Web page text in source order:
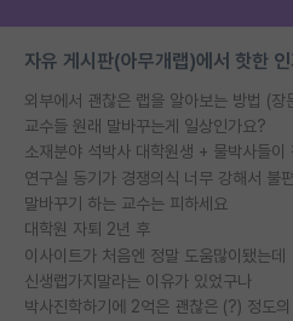
자유 게시판(아무개랩)에서 핫한
외부에서 괜찮은 랩을 알아보는 방법 (장
교수들 원래 말바꾸는게 일상인가요?
소재분야 석박사 대학원생 + 물박사들이
연구실 동기가 경쟁의식 너무 강해서 불
말바꾸기 하는 교수는 피하세요
대학원 자퇴 2년 후
이사이트가 처음엔 정말 도움많이됐는데
신생랩가지말라는 이유가 있었구나